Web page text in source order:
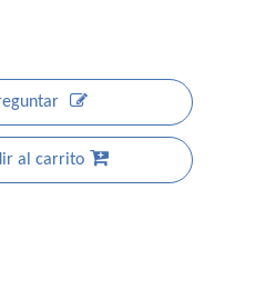
al carrito